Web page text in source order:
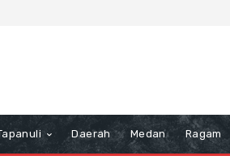
Daerah Medan Ragam